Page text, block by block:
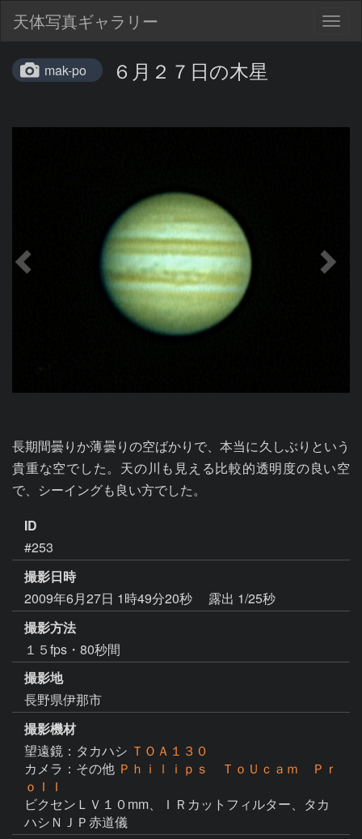
天体写真ギャラリー
mak-po ６月２７日の木星
長期間曇りか薄曇りの空ばかりで、本当に久しぶりという
貴重な空でした。天の川も見える比較的透明度の良い空
で、シーイングも良い方でした。
ID
#253
撮影日時
2009年6月27日 1時49分20秒
露出 1/25秒
撮影方法
１５fps・80秒間
撮影地
長野県伊那市
撮影機材
望遠鏡：タカハシ ＴＯＡ１３０
カメラ：その他 Ｐｈｉｌｉｐｓ ＴｏＵｃａｍ Ｐｒ
ｏＩＩ
ビクセンＬＶ１０mm、ＩＲカットフィルター、タカ
ハシＮＪＰ赤道儀